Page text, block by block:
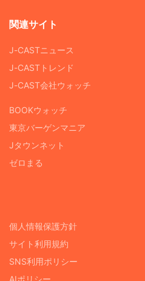
関連サイト
J-CASTニュース
J-CASTトレンド
J-CAST会社ウォッチ
BOOKウォッチ
東京バーゲンマニア
Jタウンネット
ゼロまる
個人情報保護方針
サイト利用規約
SNS利用ポリシー
AIポリシー